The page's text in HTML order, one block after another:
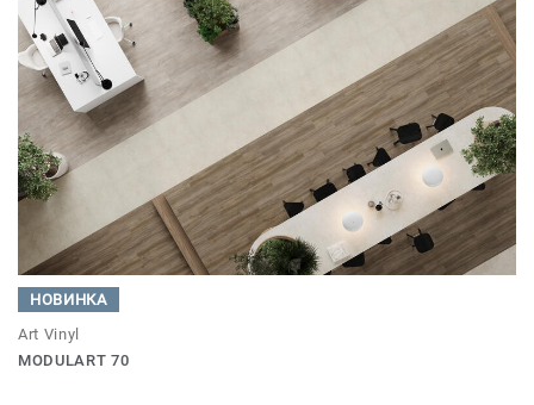
НОВИНКА
Art Vinyl
MODULART 70